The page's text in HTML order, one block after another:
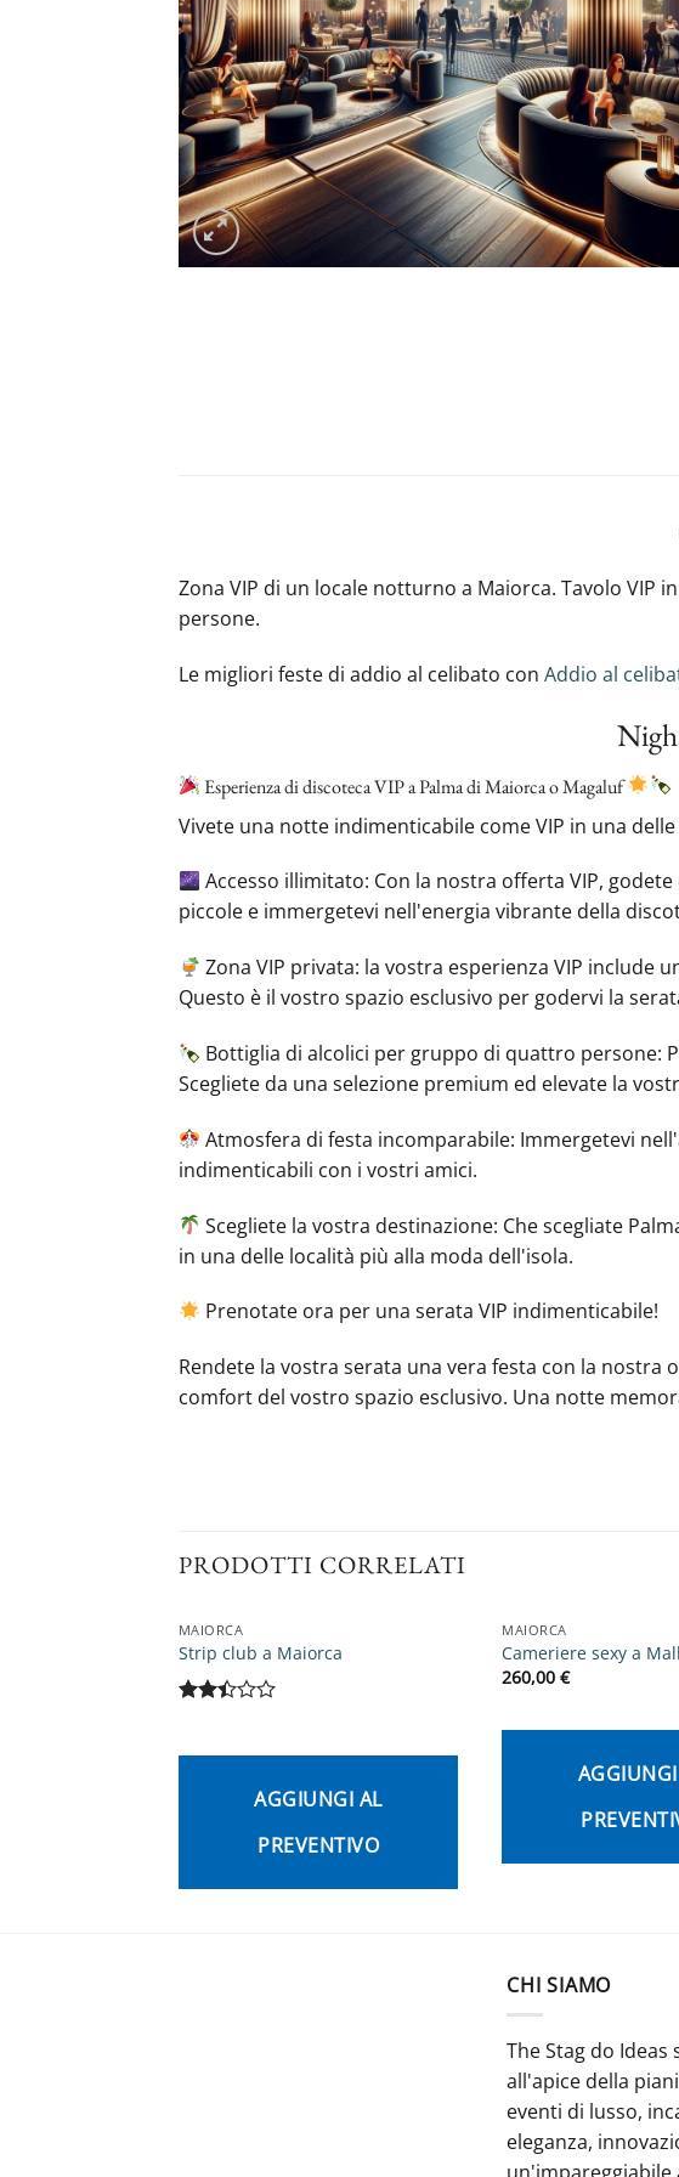
Zona VIP di un locale notturno a Maiorca. Tavolo VIP
persone.
Le migliori feste di addio al celibato con Addio al
Esperienza di discoteca VIP a Palma di Maiorca o Magaluf
Vivete una notte indimenticabile come VIP in una
Accesso illimitato: Con la nostra offerta VIP,
piccole e immergetevi nell'energia vibrante della
Zona VIP privata: la vostra esperienza VIP include
Questo è il vostro spazio esclusivo per godervi la
Bottiglia di alcolici per gruppo di quattro persone:
Scegliete da una selezione premium ed elevate la
Atmosfera di festa incomparabile: Immergetevi
indimenticabili con i vostri amici.
Scegliete la vostra destinazione: Che scegliate
in una delle località più alla moda dell'isola.
Prenotate ora per una serata VIP indimenticabile!
Rendete la vostra serata una vera festa con la nostra
comfort del vostro spazio esclusivo. Una notte
PRODOTTI CORRELATI
MAIORCA
Strip club a Maiorca
su 5
AGGIUNGI AL
PREVENTIVO
MAIORCA
Cameriere sexy a
260,00€
CHI SIAMO
The Stag do Ideas
all'apice della
eventi di lusso,
eleganza,